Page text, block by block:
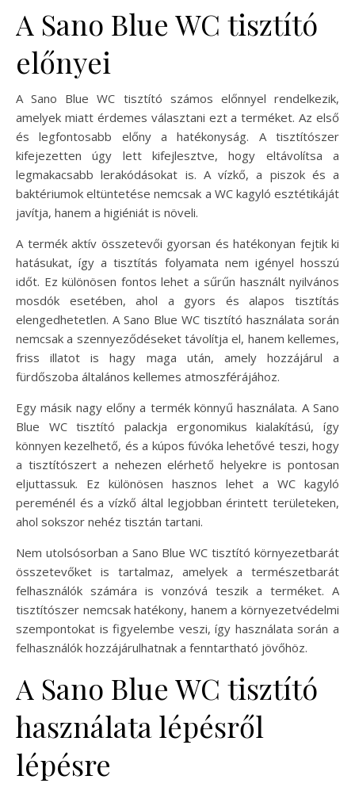
A Sano Blue WC tisztító
előnyei
A Sano Blue WC tisztító számos előnnyel rendelkezik,
amelyek miatt érdemes választani ezt a terméket. Az első
és legfontosabb előny a hatékonyság. A tisztítószer
kifejezetten úgy lett kifejlesztve, hogy eltávolítsa a
legmakacsabb lerakódásokat is. A vízkő, a piszok és a
baktériumok eltüntetése nemcsak a WC kagyló esztétikáját
javítja, hanem a higiéniát is növeli.
A termék aktív összetevői gyorsan és hatékonyan fejtik ki
hatásukat, így a tisztítás folyamata nem igényel hosszú
időt. Ez különösen fontos lehet a sűrűn használt nyilvános
mosdók esetében, ahol a gyors és alapos tisztítás
elengedhetetlen. A Sano Blue WC tisztító használata során
nemcsak a szennyeződéseket távolítja el, hanem kellemes,
friss illatot is hagy maga után, amely hozzájárul a
fürdőszoba általános kellemes atmoszférájához.
Egy másik nagy előny a termék könnyű használata. A Sano
Blue WC tisztító palackja ergonomikus kialakítású, így
könnyen kezelhető, és a kúpos fúvóka lehetővé teszi, hogy
a tisztítószert a nehezen elérhető helyekre is pontosan
eljuttassuk. Ez különösen hasznos lehet a WC kagyló
pereménél és a vízkő által legjobban érintett területeken,
ahol sokszor nehéz tisztán tartani.
Nem utolsósorban a Sano Blue WC tisztító környezetbarát
összetevőket is tartalmaz, amelyek a természetbarát
felhasználók számára is vonzóvá teszik a terméket. A
tisztítószer nemcsak hatékony, hanem a környezetvédelmi
szempontokat is figyelembe veszi, így használata során a
felhasználók hozzájárulhatnak a fenntartható jövőhöz.
A Sano Blue WC tisztító
használata lépésről
lépésre